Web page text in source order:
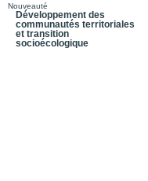
Nouveauté
Développement des
communautés territoriales
et transition
socioécologique